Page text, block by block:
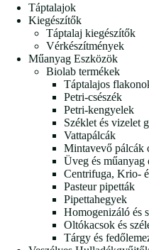
Táptalajok
Kiegészítők
Táptalaj kiegészítők
Vérkészítmények
Műanyag Eszközök
Biolab termékek
Táptalajos
Petri-csészék
Petri-kengyelek
Széklet és vizelet
Vattapálcák
Mintavevő pálcák
Üveg és műanyag
Centrifuga, Krio-
Pasteur pipetták
Pipettahegyek
Homogenizáló és
Oltókacsok és
Tárgy és